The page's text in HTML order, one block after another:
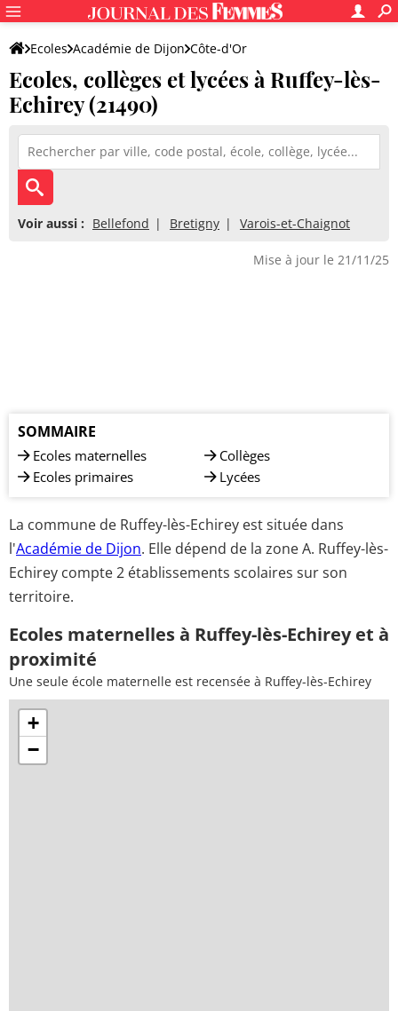
Ecoles Académie de Dijon Côte-d'Or
Ecoles, collèges et lycées à Ruffey-lès-
Echirey (21490)
Voir aussi : Bellefond Bretigny Varois-et-Chaignot
Mise à jour le 21/11/25
SOMMAIRE
Ecoles maternelles
Ecoles primaires
Collèges
Lycées
La commune de Ruffey-lès-Echirey est située dans
l'Académie de Dijon. Elle dépend de la zone A. Ruffey-lès-
Echirey compte 2 établissements scolaires sur son
territoire.
Ecoles maternelles à Ruffey-lès-Echirey et à
proximité
Une seule école maternelle est recensée à Ruffey-lès-Echirey
+
−